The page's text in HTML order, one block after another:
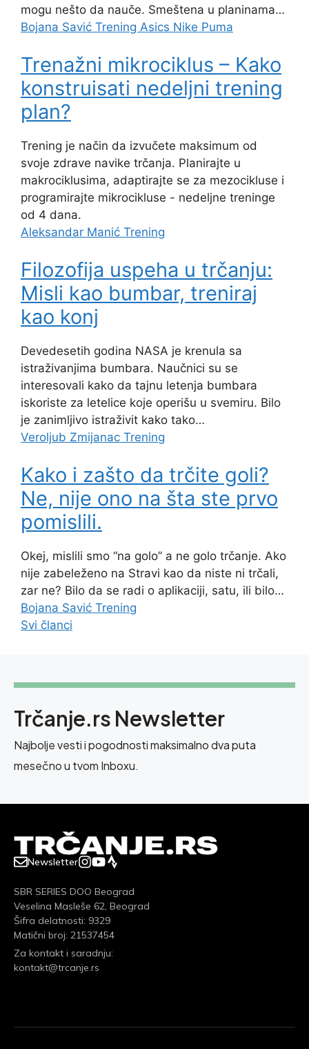
mogu nešto da nauče. Smeštena u planinama…
Bojana Savić Trening Asics Nike Puma
Trenažni mikrociklus – Kako
konstruisati nedeljni trening
plan?
Trening je način da izvučete maksimum od
svoje zdrave navike trčanja. Planirajte u
makrociklusima, adaptirajte se za mezocikluse i
programirajte mikrocikluse - nedeljne treninge
od 4 dana.
Aleksandar Manić Trening
Filozofija uspeha u trčanju:
Misli kao bumbar, treniraj
kao konj
Devedesetih godina NASA je krenula sa
istraživanjima bumbara. Naučnici su se
interesovali kako da tajnu letenja bumbara
iskoriste za letelice koje operišu u svemiru. Bilo
je zanimljivo istraživit kako tako…
Veroljub Zmijanac Trening
Kako i zašto da trčite goli?
Ne, nije ono na šta ste prvo
pomislili.
Okej, mislili smo “na golo” a ne golo trčanje. Ako
nije zabeleženo na Stravi kao da niste ni trčali,
zar ne? Bilo da se radi o aplikaciji, satu, ili bilo…
Bojana Savić Trening
Svi članci
Trčanje.rs Newsletter
Najbolje vesti i pogodnosti maksimalno dva puta
mesečno u tvom Inboxu.
Newsletter
SBR SERIES DOO Beograd
Veselina Masleše 62, Beograd
Šifra delatnosti: 9329
Matični broj: 21537454
Za kontakt i saradnju:
kontakt@trcanje.rs